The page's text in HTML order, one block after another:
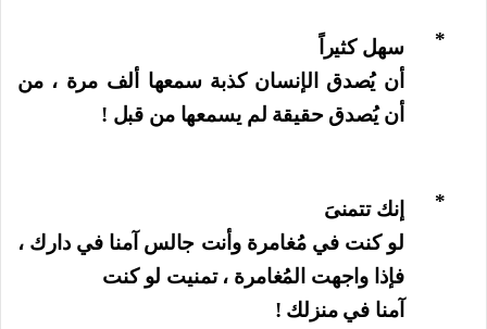
*
سهل كثيراً
أن يُصدق الإنسان كذبة سمعها ألف مرة ، من
أن يُصدق حقيقة لم يسمعها من قبل !
*
إنك تتمنىَ
لو كنت في مُغامرة وأنت جالس آمنا في دارك ،
فإذا واجهت المُغامرة ، تمنيت لو كنت
آمنا في منزلك !